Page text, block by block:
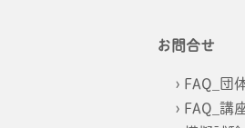
お問合せ
FAQ_団
FAQ_講